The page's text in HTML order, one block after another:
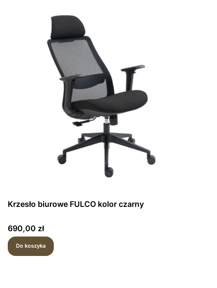
Krzesło biurowe FULCO kolor czarny
Cena
690,00 zł
Do koszyka